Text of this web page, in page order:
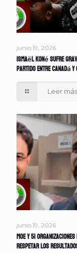
junio 19, 2026
Ismaël Koné sufre
partido entre Canadá
Leer más
junio 19, 2026
MOE y 51
respetar los